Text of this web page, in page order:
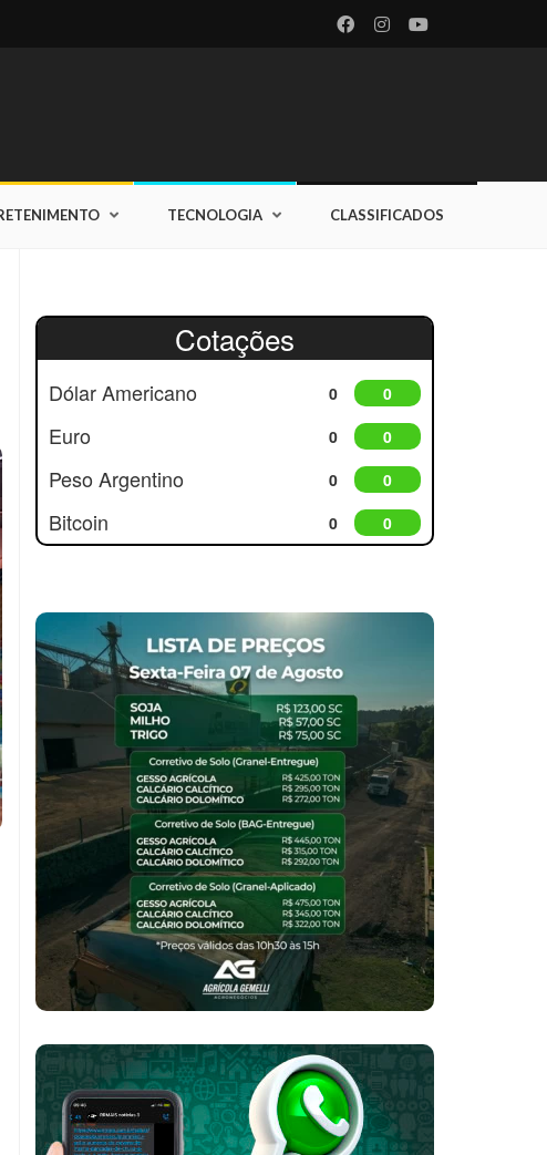
TECNOLOGIA CLASSIFICADOS
Cotações
Dólar Americano 0 0
Euro 0 0
Peso Argentino 0 0
Bitcoin 0 0